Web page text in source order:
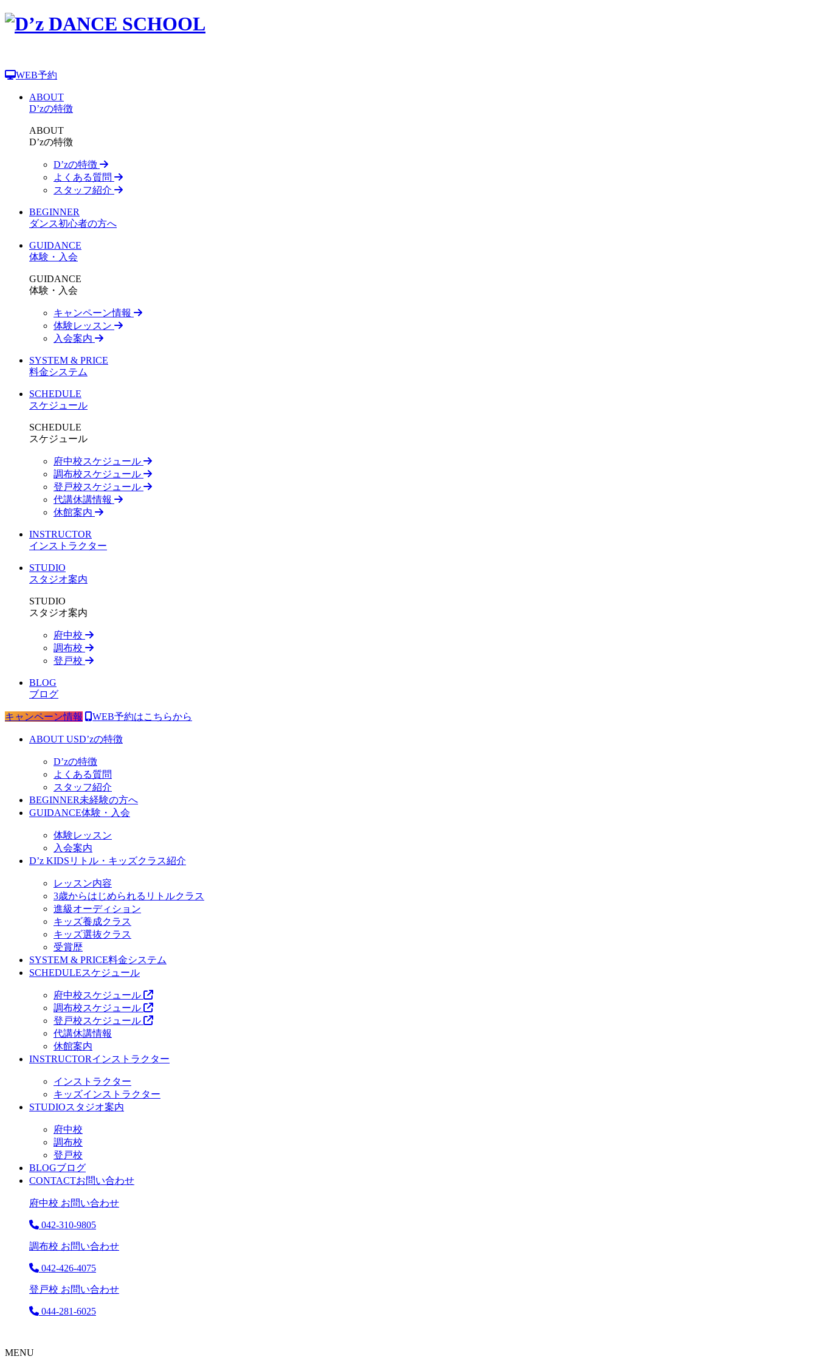
WEB予約
ABOUT
D’zの特徴
ABOUT
D’zの特徴
D’zの特徴
よくある質問
スタッフ紹介
BEGINNER
ダンス初心者の方へ
GUIDANCE
体験・入会
GUIDANCE
体験・入会
キャンペーン情報
体験レッスン
入会案内
SYSTEM & PRICE
料金システム
SCHEDULE
スケジュール
SCHEDULE
スケジュール
府中校スケジュール
調布校スケジュール
登戸校スケジュール
代講休講情報
休館案内
INSTRUCTOR
インストラクター
STUDIO
スタジオ案内
STUDIO
スタジオ案内
府中校
調布校
登戸校
BLOG
ブログ
キャンペーン情報 WEB予約はこちらから
ABOUT USD’zの特徴
D’zの特徴
よくある質問
スタッフ紹介
BEGINNER未経験の方へ
GUIDANCE体験・入会
体験レッスン
入会案内
D’z KIDS リトル・キッズクラス紹介
レッスン内容
3歳からはじめられるリトルクラス
進級オーディション
キッズ養成クラス
キッズ選抜クラス
受賞歴
SYSTEM & PRICE料金システム
SCHEDULEスケジュール
府中校スケジュール
調布校スケジュール
登戸校スケジュール
代講休講情報
休館案内
INSTRUCTORインストラクター
インストラクター
キッズインストラクター
STUDIOスタジオ案内
府中校
調布校
登戸校
BLOGブログ
CONTACTお問い合わせ
府中校 お問い合わせ
042-310-9805
調布校 お問い合わせ
042-426-4075
登戸校 お問い合わせ
044-281-6025
MENU